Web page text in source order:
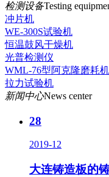
检测设备Testing
冲片机
WE-300S试验机
恒温鼓风干燥机
光普检测仪
WML-76型阿克隆磨耗机
拉力试验机
新闻中心News center
28
2019-12
大连铸造板的